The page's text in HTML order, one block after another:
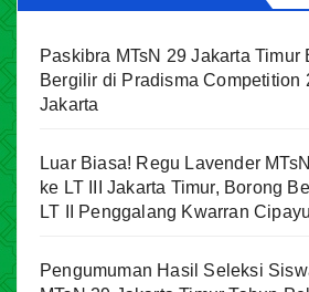
Paskibra MTsN 29 Jakarta Timur
Bergilir di Pradisma Competition
Jakarta
Luar Biasa! Regu Lavender
ke LT III Jakarta Timur, Borong
LT II Penggalang Kwarran
Pengumuman Hasil Seleksi